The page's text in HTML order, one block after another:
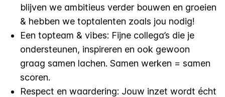
blijven we ambitieus verder bouwen en groeien
& hebben we toptalenten zoals jou nodig!
Een topteam & vibes: Fijne collega’s die je
ondersteunen, inspireren en ook gewoon
graag samen lachen. Samen werken = samen
scoren.
Respect en waardering: Jouw inzet wordt écht